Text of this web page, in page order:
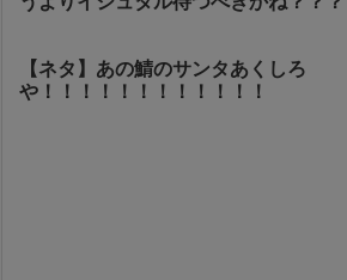
【ネタ】あの鯖のサンタあくしろ
や！！！！！！！！！！！！